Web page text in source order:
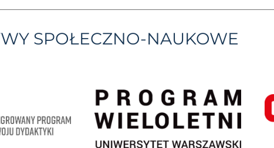
SPOŁECZNO-NAUKOWE